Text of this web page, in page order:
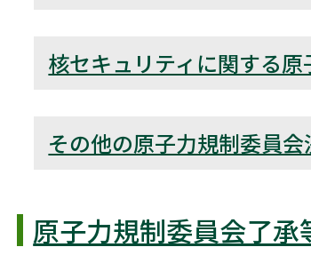
核セキュリティに関する
その他の原子力規制委員会
原子力規制委員会了承